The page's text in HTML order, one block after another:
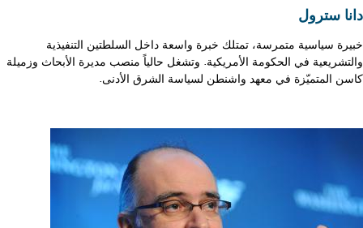
دانا سترول
خبيرة سياسية متمرسة، تمتلك خبرة واسعة داخل السلطتين التنفيذية
والتشريعية في الحكومة الأمريكية. وتشغل حالياً منصب مديرة الأبحاث وزميلة
كاسن المتميّزة في معهد واشنطن لسياسة الشرق الأدنى.